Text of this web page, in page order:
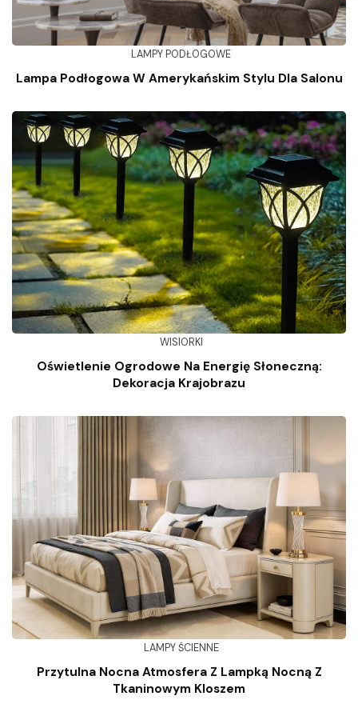
LAMPY PODŁOGOWE
Lampa Podłogowa W Amerykańskim Stylu Dla Salonu
WISIORKI
Oświetlenie Ogrodowe Na Energię Słoneczną:
Dekoracja Krajobrazu
LAMPY ŚCIENNE
Przytulna Nocna Atmosfera Z Lampką Nocną Z
Tkaninowym Kloszem